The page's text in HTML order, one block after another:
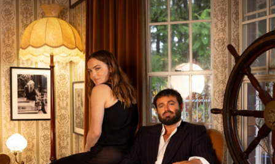
Home News Videos Fotos Biografie
Pressebilder 2024